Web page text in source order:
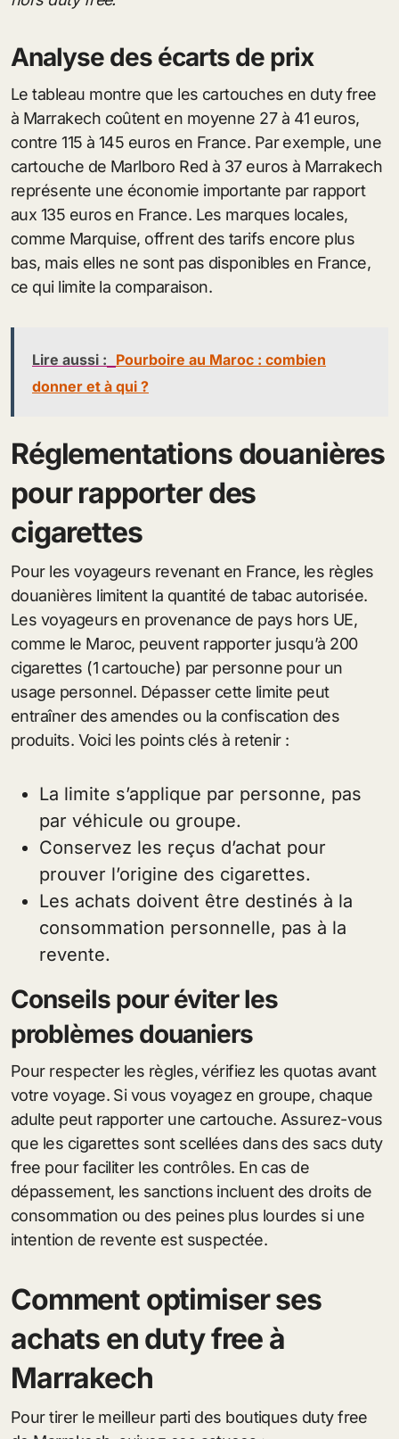
Analyse des écarts de prix
Le tableau montre que les cartouches en duty free
à Marrakech coûtent en moyenne 27 à 41 euros,
contre 115 à 145 euros en France. Par exemple, une
cartouche de Marlboro Red à 37 euros à Marrakech
représente une économie importante par rapport
aux 135 euros en France. Les marques locales,
comme Marquise, offrent des tarifs encore plus
bas, mais elles ne sont pas disponibles en France,
ce qui limite la comparaison.
Lire aussi : Pourboire au Maroc : combien
donner et à qui ?
Réglementations douanières
pour rapporter des
cigarettes
Pour les voyageurs revenant en France, les règles
douanières limitent la quantité de tabac autorisée.
Les voyageurs en provenance de pays hors UE,
comme le Maroc, peuvent rapporter jusqu’à 200
cigarettes (1 cartouche) par personne pour un
usage personnel. Dépasser cette limite peut
entraîner des amendes ou la confiscation des
produits. Voici les points clés à retenir :
La limite s’applique par personne, pas
par véhicule ou groupe.
Conservez les reçus d’achat pour
prouver l’origine des cigarettes.
Les achats doivent être destinés à la
consommation personnelle, pas à la
revente.
Conseils pour éviter les
problèmes douaniers
Pour respecter les règles, vérifiez les quotas avant
votre voyage. Si vous voyagez en groupe, chaque
adulte peut rapporter une cartouche. Assurez-vous
que les cigarettes sont scellées dans des sacs duty
free pour faciliter les contrôles. En cas de
dépassement, les sanctions incluent des droits de
consommation ou des peines plus lourdes si une
intention de revente est suspectée.
Comment optimiser ses
achats en duty free à
Marrakech
Pour tirer le meilleur parti des boutiques duty free